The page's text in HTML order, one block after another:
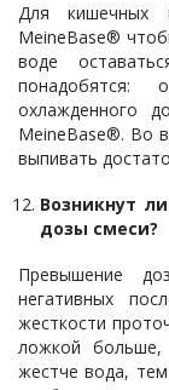
Для кишечных
MeineBase®
воде
охлажденного
MeineBase®. Во
выпивать
Возникнут
дозы смеси?
Превышение
негативных
жесткости
ложкой
жестче вода,